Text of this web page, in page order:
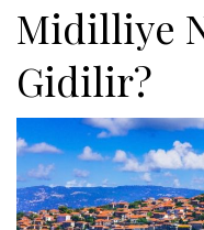
Midilliye
Gidilir?